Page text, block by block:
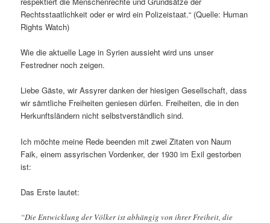
Rechtsstaatlichkeit oder er wird ein Polizeistaat.“ (Quelle: Human
Rights Watch)
Wie die aktuelle Lage in Syrien aussieht wird uns unser
Festredner noch zeigen.
Liebe Gäste, wir Assyrer danken der hiesigen Gesellschaft, dass
wir sämtliche Freiheiten geniesen dürfen. Freiheiten, die in den
Herkunftsländern nicht selbstverständlich sind.
Ich möchte meine Rede beenden mit zwei Zitaten von Naum
Faik, einem assyrischen Vordenker, der 1930 im Exil gestorben
ist:
Das Erste lautet:
“Die Entwicklung der Völker ist abhängig von ihrer Freiheit, die